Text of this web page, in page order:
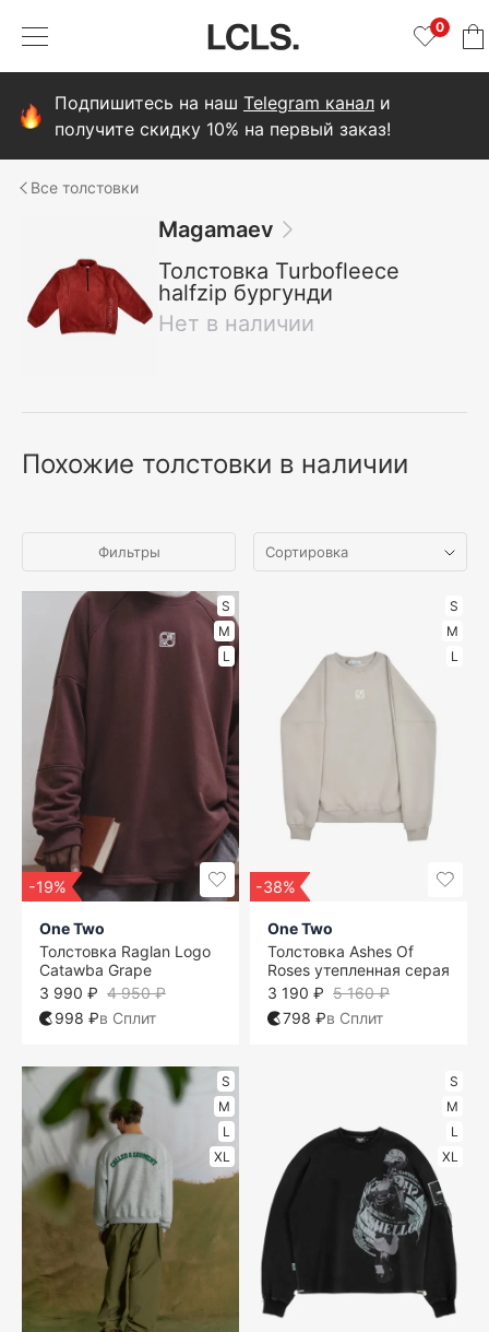
0
Подпишитесь на наш Telegram канал и
получите скидку 10% на первый заказ!
толстовки
Magamaev
Толстовка Turbofleece
halfzip бургунди
Нет в наличии
Похожие толстовки в наличии
Фильтры
S
M
L
-19%
One Two
Толстовка Raglan Logo
Catawba Grape
4 950 ₽
3 990 ₽
998 ₽в Сплит
S
M
L
-38%
One Two
Толстовка Ashes Of
Roses утепленная серая
5 160 ₽
3 190 ₽
798 ₽в Сплит
S
M
L
XL
S
M
L
XL